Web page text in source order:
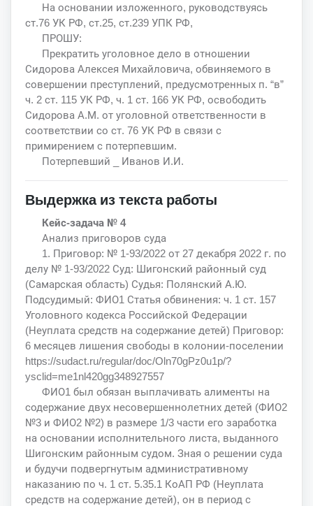
На основании изложенного, руководствуясь
ст.76 УК РФ, ст.25, ст.239 УПК РФ,
ПРОШУ:
Прекратить уголовное дело в отношении
Сидорова Алексея Михайловича, обвиняемого в
совершении преступлений, предусмотренных п. “в”
ч. 2 ст. 115 УК РФ, ч. 1 ст. 166 УК РФ, освободить
Сидорова А.М. от уголовной ответственности в
соответствии со ст. 76 УК РФ в связи с
примирением с потерпевшим.
Потерпевший _ Иванов И.И.
Выдержка из текста работы
Кейс-задача № 4
Анализ приговоров суда
1. Приговор: № 1-93/2022 от 27 декабря 2022 г. по
делу № 1-93/2022 Суд: Шигонский районный суд
(Самарская область) Судья: Полянский А.Ю.
Подсудимый: ФИО1 Статья обвинения: ч. 1 ст. 157
Уголовного кодекса Российской Федерации
(Неуплата средств на содержание детей) Приговор:
6 месяцев лишения свободы в колонии-поселении
https://sudact.ru/regular/doc/Oln70gPz0u1p/?
ysclid=me1nl420gg348927557
ФИО1 был обязан выплачивать алименты на
содержание двух несовершеннолетних детей (ФИО2
№3 и ФИО2 №2) в размере 1/3 части его заработка
на основании исполнительного листа, выданного
Шигонским районным судом. Зная о решении суда
и будучи подвергнутым административному
наказанию по ч. 1 ст. 5.35.1 КоАП РФ (Неуплата
средств на содержание детей), он в период с